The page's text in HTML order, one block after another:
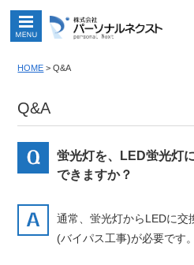
MENU
HOME >Q&A
Q&A
蛍光灯を、LED蛍光灯
できますか？
通常、蛍光灯からLEDに交
(バイパス工事)が必要です。